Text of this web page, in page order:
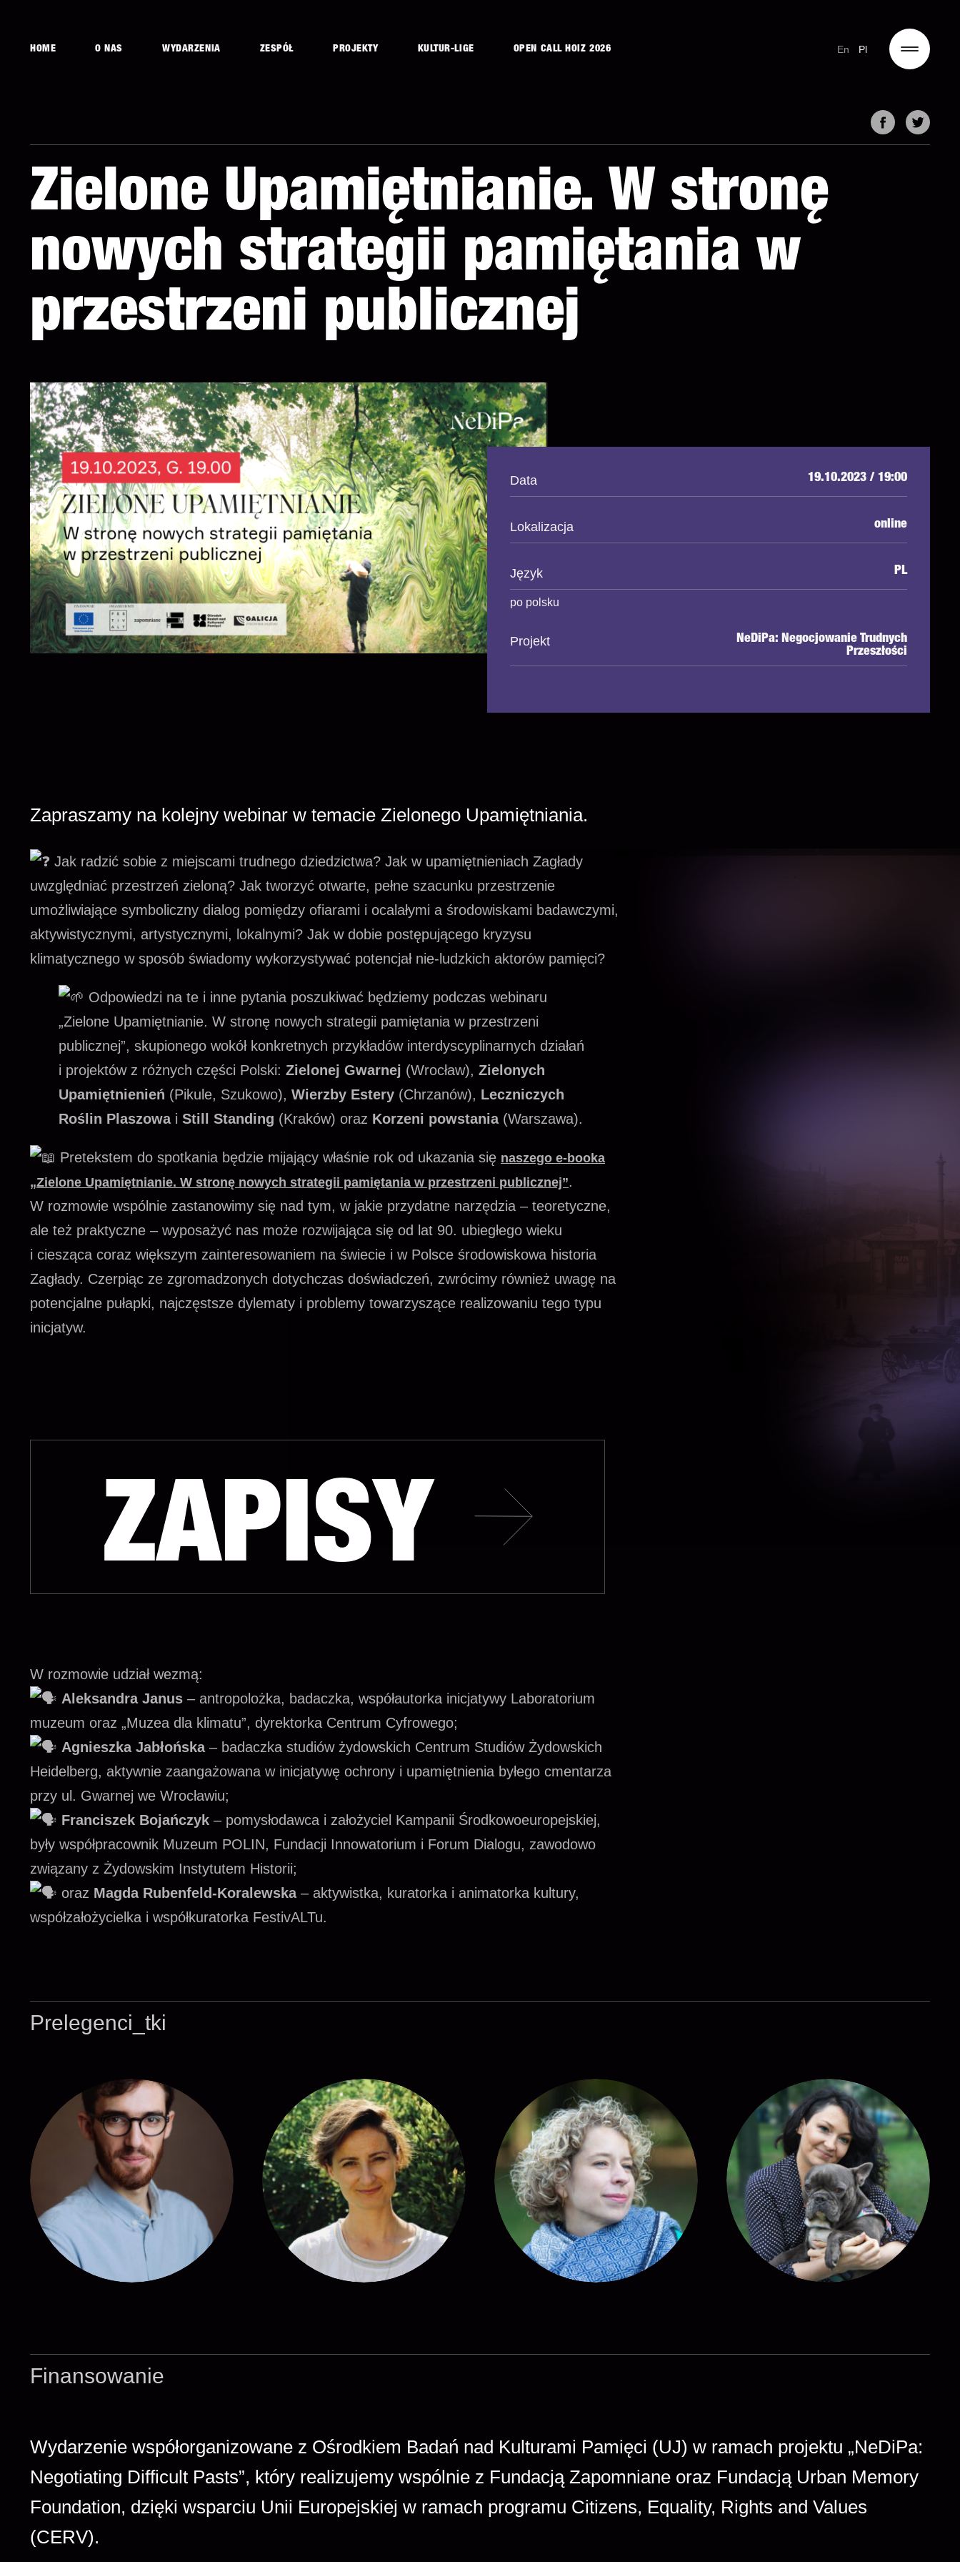
HOME O NAS WYDARZENIA ZESPÓŁ PROJEKTY KULTUR-LIGE OPEN CALL HOIZ 2026 Pl
En
Zielone Upamiętnianie. W stronę
nowych strategii pamiętania w
przestrzeni publicznej
Data 19.10.2023 / 19:00
Lokalizacja online
Język PL
po polsku
Projekt
NeDiPa: Negocjowanie Trudnych
Przeszłości
Zapraszamy na kolejny webinar w temacie Zielonego Upamiętniania.
Jak radzić sobie z miejscami trudnego dziedzictwa? Jak w upamiętnieniach Zagłady
uwzględniać przestrzeń zieloną? Jak tworzyć otwarte, pełne szacunku przestrzenie
umożliwiające symboliczny dialog pomiędzy ofiarami i ocalałymi a środowiskami badawczymi,
aktywistycznymi, artystycznymi, lokalnymi? Jak w dobie postępującego kryzysu
klimatycznego w sposób świadomy wykorzystywać potencjał nie-ludzkich aktorów pamięci?
Odpowiedzi na te i inne pytania poszukiwać będziemy podczas webinaru
„Zielone Upamiętnianie. W stronę nowych strategii pamiętania w przestrzeni
publicznej”, skupionego wokół konkretnych przykładów interdyscyplinarnych działań
i projektów z różnych części Polski: Zielonej Gwarnej (Wrocław), Zielonych
Upamiętnienień (Pikule, Szukowo), Wierzby Estery (Chrzanów), Leczniczych
Roślin Plaszowai Still Standing (Kraków) oraz Korzeni powstania(Warszawa).
Pretekstem do spotkania będzie mijający właśnie rok od ukazania się naszego e-booka
„Zielone Upamiętnianie. W stronę nowych strategii pamiętania w przestrzeni publicznej”.
W rozmowie wspólnie zastanowimy się nad tym, w jakie przydatne narzędzia – teoretyczne,
ale też praktyczne – wyposażyć nas może rozwijająca się od lat 90. ubiegłego wieku
i ciesząca coraz większym zainteresowaniem na świecie i w Polsce środowiskowa historia
Zagłady. Czerpiąc ze zgromadzonych dotychczas doświadczeń, zwrócimy również uwagę na
potencjalne pułapki, najczęstsze dylematy i problemy towarzyszące realizowaniu tego typu
inicjatyw.
ZAPISY
W rozmowie udział wezmą:
Aleksandra Janus – antropolożka, badaczka, współautorka inicjatywy Laboratorium
muzeum oraz „Muzea dla klimatu”, dyrektorka Centrum Cyfrowego;
Agnieszka Jabłońska– badaczka studiów żydowskich Centrum Studiów Żydowskich
Heidelberg, aktywnie zaangażowana w inicjatywę ochrony i upamiętnienia byłego cmentarza
przy ul. Gwarnej we Wrocławiu;
Franciszek Bojańczyk – pomysłodawca i założyciel Kampanii Środkowoeuropejskiej,
były współpracownik Muzeum POLIN, Fundacji Innowatorium i Forum Dialogu, zawodowo
związany z Żydowskim Instytutem Historii;
oraz Magda Rubenfeld-Koralewska– aktywistka, kuratorka i animatorka kultury,
współzałożycielka i współkuratorka FestivALTu.
Prelegenci_tki
Finansowanie
Wydarzenie współorganizowane z Ośrodkiem Badań nad Kulturami Pamięci (UJ) w ramach projektu „NeDiPa:
Negotiating Difficult Pasts”, który realizujemy wspólnie z Fundacją Zapomniane oraz Fundacją Urban Memory
Foundation, dzięki wsparciu Unii Europejskiej w ramach programu Citizens, Equality, Rights and Values
(CERV).